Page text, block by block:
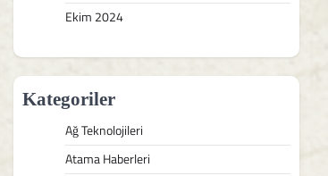
Ekim 2024
Kategoriler
Ağ Teknolojileri
Atama Haberleri